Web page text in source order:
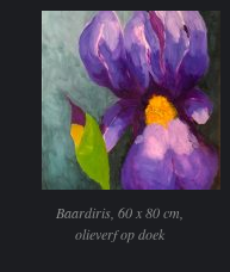
Baardiris, 60 x 80 cm,
olieverf op doek